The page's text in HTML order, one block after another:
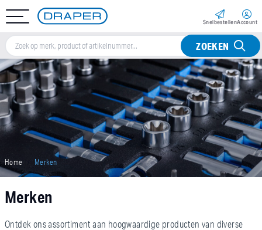
Snel­bestellenAccount
ZOEKEN
Home Merken
Merken
Ontdek ons assortiment aan hoogwaardige producten van diverse